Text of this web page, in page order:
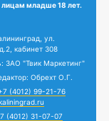
лицам младше 18 лет.
ул.
кабинет 308
ЗАО "Твик Маркетинг"
Обрехт О.Г.
(4012) 99-21-76
(4012) 31-07-07